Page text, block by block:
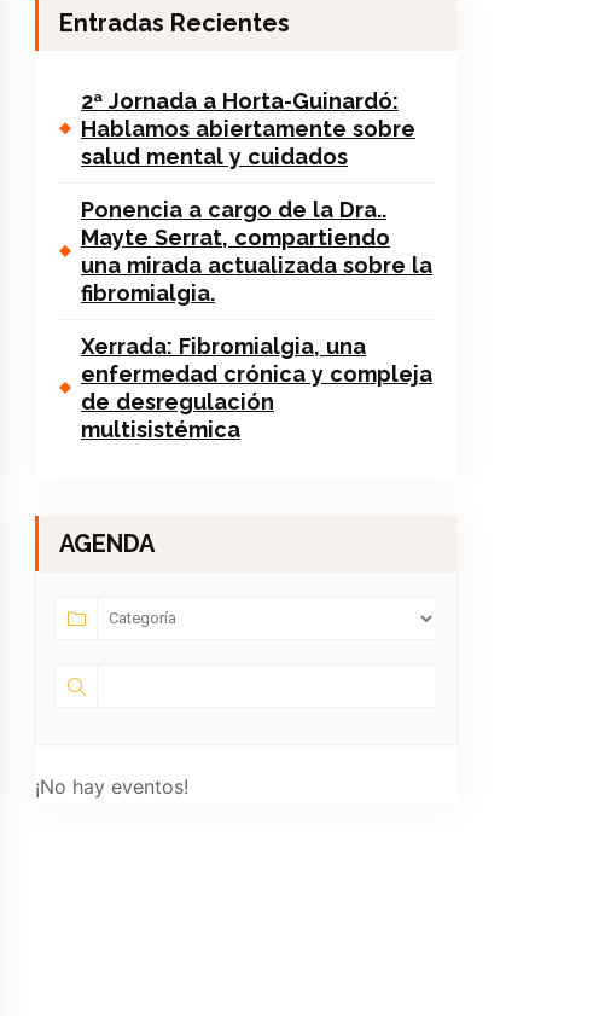
Entradas Recientes
2ª Jornada a Horta-Guinardó:
Hablamos abiertamente sobre
salud mental y cuidados
Ponencia a cargo de la Dra..
Mayte Serrat, compartiendo
una mirada actualizada sobre la
fibromialgia.
Xerrada: Fibromialgia, una
enfermedad crónica y compleja
de desregulación
multisistémica
AGENDA
¡No hay eventos!